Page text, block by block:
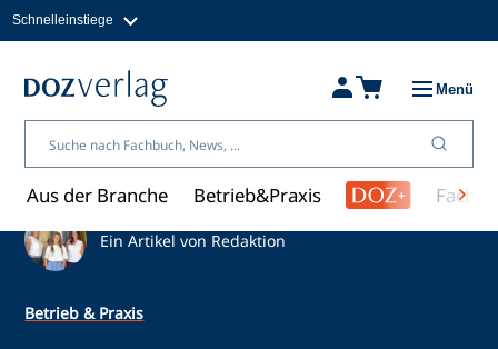
Inhalt
Schnelleinstiege
Fachbücher & Shop
Über uns
Menü
Aus der Branche Betrieb&Praxis
Ein Artikel von Redaktion
Betrieb & Praxis